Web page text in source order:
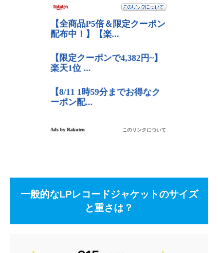
一般的なLPレコードジャケットのサイズ
と重さは？